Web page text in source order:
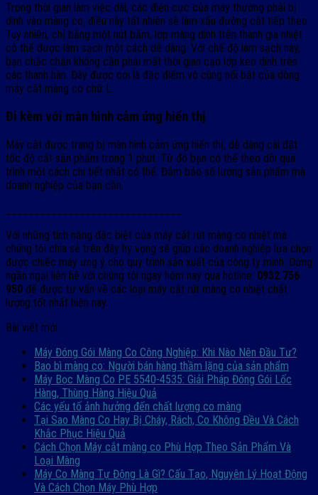
Trong thời gian làm việc dài, các điện cực của máy thường phải bị
dính vào màng co, điều này tất nhiên sẽ làm xấu đường cắt tiếp theo.
Tuy nhiên, chỉ bằng một nút bấm, lớp màng dính trên thanh gia nhiệt
có thể được làm sạch một cách dễ dàng. Với chế độ làm sạch này,
bạn chắc chắn không cần phải mất thời gian cạo lớp keo dính trên
các thanh hàn. Đây được coi là đặc điểm vô cùng nổi bật của dòng
máy cắt màng co chữ L.
Đi kèm với màn hình cảm ứng hiển thị
Máy cắt được trang bị màn hình cảm ứng hiển thị, dễ dàng cài đặt
tốc độ cắt sản phẩm trong 1 phút. Từ đó bạn có thể theo dõi quá
trình một cách chi tiết nhất có thể. Đảm bảo số lượng sản phẩm mà
doanh nghiệp của bạn cần.
Với những tính năng đặc biệt của máy cắt rút màng co nhiệt mà
chúng tôi chia sẻ trên đây hy vọng sẽ giúp các doanh nghiệp lựa chọn
được chiếc máy ưng ý cho quy trình sản xuất của công ty mình. Đừng
ngần ngại liên hệ với chúng tôi ngay hôm nay qua hotline: 0932 756
950 để được tư vấn về các loại máy cắt rút màng co nhiệt chất
lượng tốt nhất hiện nay.
Bài viết mới
Máy Đóng Gói Màng Co Công Nghiệp: Khi Nào Nên Đầu Tư?
Bao bì màng co: Người bán hàng thầm lặng của sản phẩm
Máy Bọc Màng Co PE 5540-4535: Giải Pháp Đóng Gói Lốc
Hàng, Thùng Hàng Hiệu Quả
Các yếu tố ảnh hưởng đến chất lượng co màng
Tại Sao Màng Co Hay Bị Cháy, Rách, Co Không Đều Và Cách
Khắc Phục Hiệu Quả
Cách Chọn Máy cắt màng co Phù Hợp Theo Sản Phẩm Và
Loại Màng
Máy Co Màng Tự Động Là Gì? Cấu Tạo, Nguyên Lý Hoạt Động
Và Cách Chọn Máy Phù Hợp